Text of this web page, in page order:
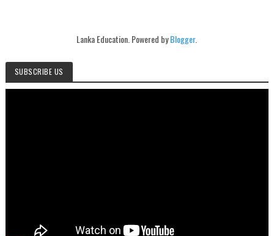
Lanka Education. Powered byBlogger.
SUBSCRIBE US